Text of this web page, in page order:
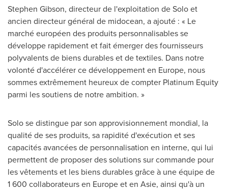
Stephen Gibson, directeur de l'exploitation de Solo et
ancien directeur général de midocean, a ajouté : « Le
marché européen des produits personnalisables se
développe rapidement et fait émerger des fournisseurs
polyvalents de biens durables et de textiles. Dans notre
volonté d'accélérer ce développement en Europe, nous
sommes extrêmement heureux de compter Platinum Equity
parmi les soutiens de notre ambition. »
Solo se distingue par son approvisionnement mondial, la
qualité de ses produits, sa rapidité d'exécution et ses
capacités avancées de personnalisation en interne, qui lui
permettent de proposer des solutions sur commande pour
les vêtements et les biens durables grâce à une équipe de
1 600 collaborateurs en Europeet en Asie, ainsi qu'à un